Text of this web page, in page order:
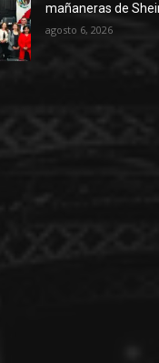
mañaneras de
agosto 6, 2026